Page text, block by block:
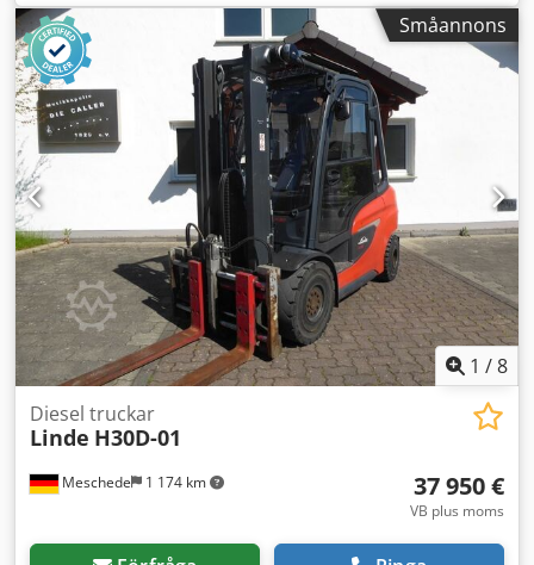
Småannons
1 /8
Meschede 1 174 km
Diesel truckar
Linde H30D-01
37 950 €
VB plus moms